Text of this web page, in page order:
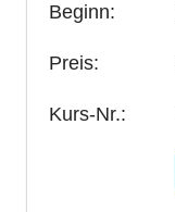
Beginn:
Preis:
Kurs-Nr.: